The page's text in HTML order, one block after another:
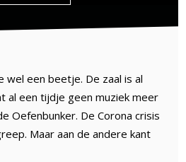
wel een beetje. De zaal is al
al een tijdje geen muziek meer
Oefenbunker. De Corona crisis
Maar aan de andere kant